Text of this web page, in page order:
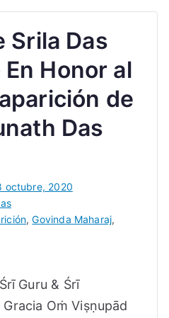
Srila Das
Honor al
de
Das
octubre, 2020
,Govinda Maharaj,
Guru & Śrī
Oṁ Viṣṇupād